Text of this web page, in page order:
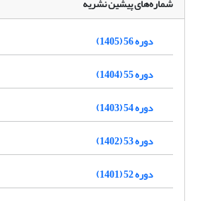
دوره 56 (1405)
دوره 55 (1404)
دوره 54 (1403)
دوره 53 (1402)
دوره 52 (1401)